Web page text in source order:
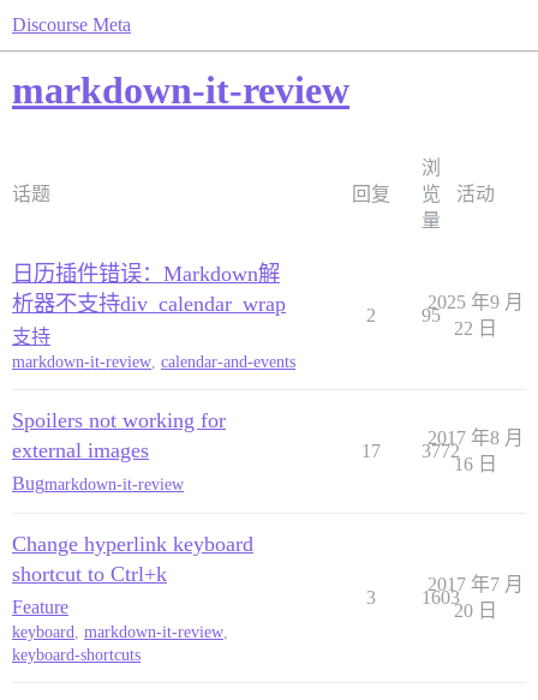
Discourse Meta
markdown-it-review
话题 回复
浏
览
量
活动
日历插件错误：Markdown解
析器不支持div_calendar_wrap
支持
markdown-it-review, calendar-and-events
2 95
2025 年9 月
22 日
Spoilers not working for
external images
Bugmarkdown-it-review
17 3772
2017 年8 月
16 日
Change hyperlink keyboard
shortcut to Ctrl+k
Feature
keyboard, markdown-it-review,
keyboard-shortcuts
3 1603
2017 年7 月
20 日